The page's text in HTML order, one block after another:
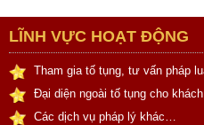
LĨNH VỰC HOẠT ĐỘNG
Tham gia tố tụng, tư vấn pháp
Đại diện ngoài tố tụng cho
Các dịch vụ pháp lý khác…